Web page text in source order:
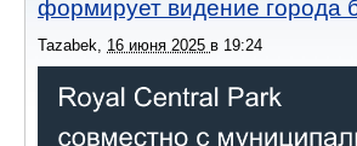
формирует видение города
Tazabek 16 июня 2025 в 19:24